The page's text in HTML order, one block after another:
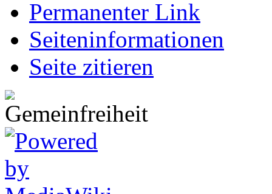
Permanenter Link
Seiten­informationen
Seite zitieren